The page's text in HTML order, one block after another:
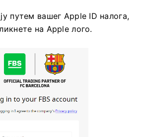
путем вашег Apple ID налога,
на Apple лого.